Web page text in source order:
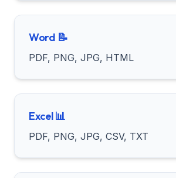
📝 Word
PDF, PNG, JPG, HTML
📊 Excel
PDF, PNG, JPG, CSV, TXT